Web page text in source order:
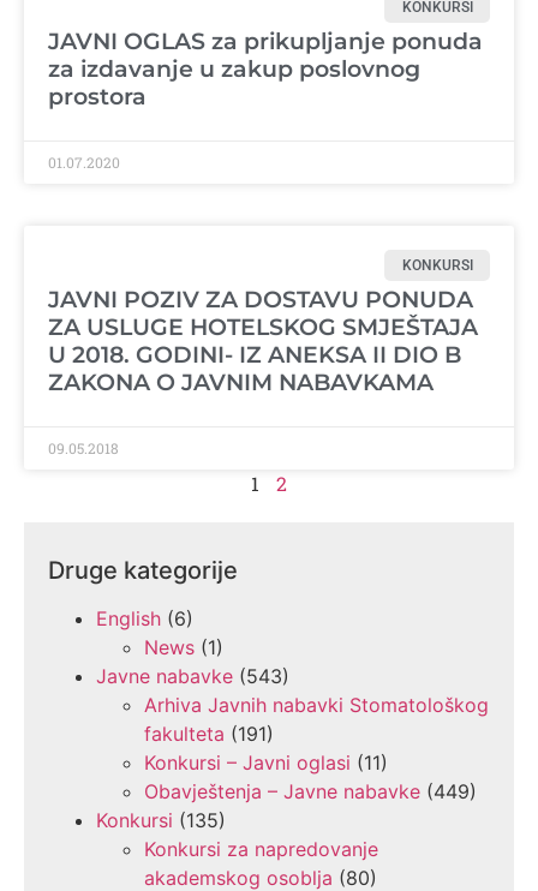
KONKURSI
JAVNI OGLAS za prikupljanje ponuda
za izdavanje u zakup poslovnog
prostora
01.07.2020
KONKURSI
JAVNI POZIV ZA DOSTAVU PONUDA
ZA USLUGE HOTELSKOG SMJEŠTAJA
U 2018. GODINI- IZ ANEKSA II DIO B
ZAKONA O JAVNIM NABAVKAMA
09.05.2018
1 2
Druge kategorije
English (6)
News (1)
Javne nabavke (543)
Arhiva Javnih nabavki Stomatološkog
fakulteta (191)
Konkursi – Javni oglasi (11)
Obavještenja – Javne nabavke (449)
Konkursi (135)
Konkursi za napredovanje
akademskog osoblja (80)